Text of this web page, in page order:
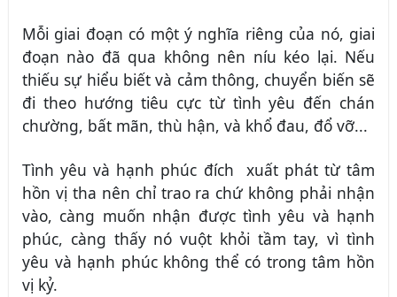
Mỗi giai đoạn có một ý nghĩa riêng của nó, giai
đoạn nào đã qua không nên níu kéo lại. Nếu
thiếu sự hiểu biết và cảm thông, chuyển biến sẽ
đi theo hướng tiêu cực từ tình yêu đến chán
chường, bất mãn, thù hận, và khổ đau, đổ vỡ...
Tình yêu và hạnh phúc đích
xuất phát từ tâm
hồn vị tha nên chỉ trao ra chứ không phải nhận
vào, càng muốn nhận được tình yêu và hạnh
phúc, càng thấy nó vuột khỏi tầm tay, vì tình
yêu và hạnh phúc không thể có trong tâm hồn
vị kỷ.